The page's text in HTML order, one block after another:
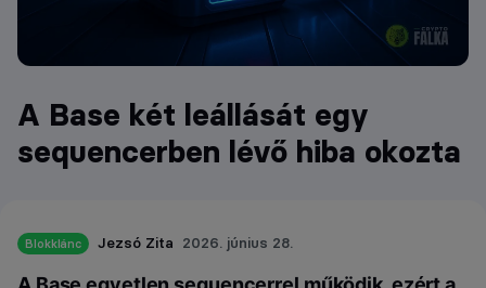
A Base két leállását egy
sequencerben lévő hiba okozta
Blokklánc Jezsó Zita 2026. június 28.